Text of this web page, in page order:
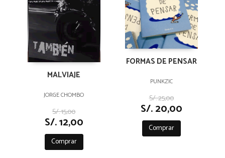
MALVIAJE
JORGE CHOMBO
S/. 15,00
S/. 12,00
Comprar
FORMAS DE PENSAR
PUNKZIC
S/. 25,00
S/. 20,00
Comprar